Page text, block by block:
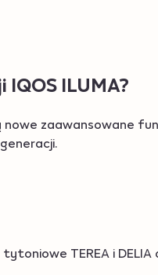
ILUMA?
nowe zaawansowane
TEREA i DELIA